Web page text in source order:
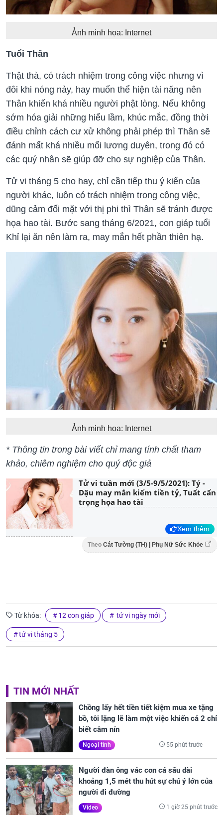
Ảnh minh họa: Internet
Tuổi Thân
Thật thà, có trách nhiệm trong công việc nhưng vì
đôi khi nóng nảy, hay muốn thể hiện tài năng nên
Thân khiến khá nhiều người phật lòng. Nếu không
sớm hóa giải những hiểu lầm, khúc mắc, đồng thời
điều chỉnh cách cư xử không phải phép thì Thân sẽ
đánh mất khá nhiều mối lương duyên, trong đó có
các quý nhân sẽ giúp đỡ cho sự nghiệp của Thân.
Tử vi tháng 5 cho hay, chỉ cần tiếp thu ý kiến của
người khác, luôn có trách nhiệm trong công việc,
dũng cảm đối mặt với thị phi thì Thân sẽ tránh được
họa hao tài. Bước sang tháng 6/2021, con giáp tuổi
Khỉ lại ăn nên làm ra, may mắn hết phần thiên hạ.
Ảnh minh họa: Internet
* Thông tin trong bài viết chỉ mang tính chất tham
khảo, chiêm nghiệm cho quý độc giả
Tử vi tuần mới (3/5-9/5/2021): Tý -
Dậu may mắn kiếm tiền tỷ, Tuất cẩn
trọng họa hao tài
Xem thêm
Theo Cát Tường (TH) | Phụ Nữ Sức Khỏe
Từ khóa: 12 con giáp tử vi ngày mới
tử vi tháng 5
TIN MỚI NHẤT
Chồng lấy hết tiền tiết kiệm mua xe tặng
bồ, tôi lặng lẽ làm một việc khiến cả 2 chỉ
biết câm nín
Ngoại tình 55 phút trước
Người đàn ông vác con cá sấu dài
khoảng 1,5 mét thu hút sự chú ý lớn của
người đi đường
Video 1 giờ 25 phút trước